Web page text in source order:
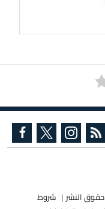
حقوق النشر
شروط